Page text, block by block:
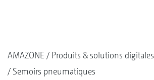
AMAZONE Produits & solutions digitales
Semoirs pneumatiques